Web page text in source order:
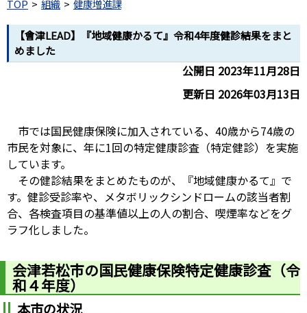
TOP
組織 健康増進課
【會津LEAD】『地域健康かるて』令和4年度健診結果をまと
めました
公開日 2023年11月28日
更新日 2026年03月13日
市では国民健康保険に加入されている、40歳から74歳の
市民を対象に、年に1回の特定健康診査（特定健診）を実施
しています。
その健診結果をまとめたものが、『地域健康かるて』で
す。健診受診率や、メタボリックシンドロームの該当者割
合、各検査項目の基準値以上の人の割合、喫煙率などをグ
ラフ化しました。
会津若松市の国民健康保険特定健康診査（令
和４年度）
本市の状況